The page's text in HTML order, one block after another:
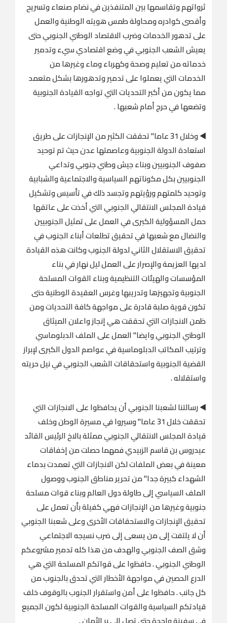
ثرواتهم وتقاسمها بين المتنفذين في نضام صنعاء وتسريح
وأقصى كوادره ومحاولة طمس هويته الوطنية والعمل
على تدهور الخدمات وضرب الاقتصاد الوطني الجنوبي حتى
يعيش الشعب الجنوبي في وضع اقتصادي سيء وتدمير
خدماته من تعليم وصحة وكهرباء وماء وغيرها من
الخدمات التي يعملوا على تدمير وتدهورها بشكل متعمد
مما يكون من أكبر التحديات التي تواجه القيادة الجنوبية
وتضعها في حرج أمام شعبها .
◀️ وخلال 31 عاما" تحققت الكثير من الإنجازات على طريق
استعادة الدولة الجنوبية وعاصمتها عدن حيث تم توحيد
صفوف الجنوبيين وبناء جيش وطني جنوبي وتداعي
الجنوبيين بكل مكوناتهم السياسية والاجتماعية والشبابية
وتوحيد كلمتهم ورؤيتهم وتجسد ذلك في تأسيس وتشكيل
قيادة المجلس الانتقالي الجنوبي التي أخذت على عاتقها
حمل المسؤولية الكبرى في العمل على تمثيل الجنوبيين
والنضال مع شعبها في تحقيق تطلعات أبناء الجنوب في
تحقيق الاستقلال الثاني لدولة الجنوب وكانت هذه القيادة
لديها العزيمة والإصرار على العمل ليل نهار في بناء
المؤسسات والهيئات التنظيمية وبناء القوات المسلحة
الجنوبية وتجهيزها وتدريبها وغرس العقيدة الوطنية حتى
تكون قوية صلبة قادرة على مواجهة كافة التحديات ومن
ظمن الانجازات التي تحققت هي إنجاز واعلان الميثاق
الوطني الجنوبي وايضا" العمل على الملف الدبلوماسي
وترتيب المكاتب الدبلوماسية في عواصم الدول الكبرى لإبراز
القضية الجنوبية واستحقاقات الشعب الجنوبي في نيل حريته
واستقلاله .
◀️ رسالتنا لشعبنا الجنوبي أن يحافظوا على الانجازات التي
تحققت خلال 31 عاما" وسيروا في مسيرة الوطن وخلف
قيادة المجلس الانتقالي الجنوبي ممثلة بالاخ الرئيس القائد
عيدروس بن قاسم الزبيدي فمهما حصلت من إخفاقات
معينة في بعض الملفات لكن الانجازات التي تعمدت بدماء
الشهداء كبيرة جدا" من تحرير مناطق الجنوب ووصول
الملف السياسي إلى طاولة دول العالم وبناء قوات مسلحة
جنوبية وغيرها من الإنجازات فهي كفيلة بأن تعمل على
تحقيق الإنجازات والاستحقاقات الأخرى وعلى شعبنا الجنوبي
أن لا يلتفت إلى من يسعى إلى ضرب نسيجه الاجتماعي
وشق الصف الجنوبي والهدف من هذا كله تدمير مشروعكم
الوطني الجنوبي . حافظوا على قواتكم المسلحة التي هي
الدرع الحصين في مواجهة الأخطار التي تحدق بالجنوب من
كل جانب . حافظوا على أمن واستقرار الجنوب بالوقوف خلف
قيادتكم السياسية والقوات المسلحة الجنوبية لكون الجميع